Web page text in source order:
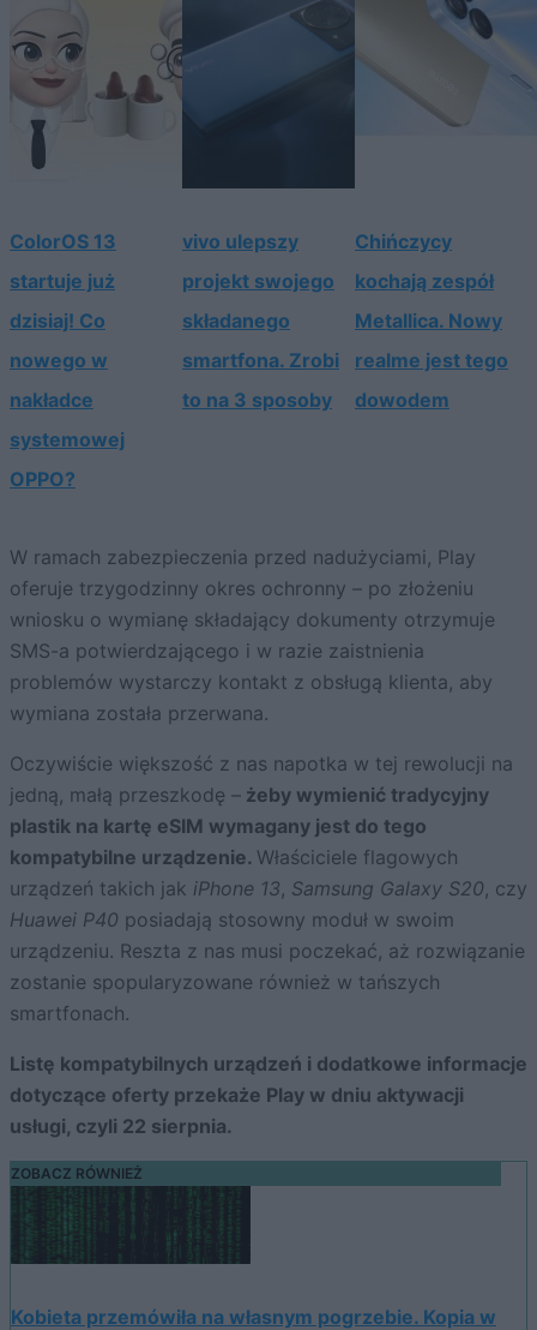
ColorOS 13
startuje już
dzisiaj! Co
nowego w
nakładce
systemowej
OPPO?
vivo ulepszy
projekt swojego
składanego
smartfona. Zrobi
to na 3 sposoby
Chińczycy
kochają zespół
Metallica. Nowy
realme jest tego
dowodem
W ramach zabezpieczenia przed nadużyciami, Play
oferuje trzygodzinny okres ochronny – po złożeniu
wniosku o wymianę składający dokumenty otrzymuje
SMS-a potwierdzającego i w razie zaistnienia
problemów wystarczy kontakt z obsługą klienta, aby
wymiana została przerwana.
Oczywiście większość z nas napotka w tej rewolucji na
jedną, małą przeszkodę – żeby wymienić tradycyjny
plastik na kartę eSIM wymagany jest do tego
kompatybilne urządzenie. Właściciele flagowych
urządzeń takich jak iPhone 13, Samsung Galaxy S20, czy
Huawei P40 posiadają stosowny moduł w swoim
urządzeniu. Reszta z nas musi poczekać, aż rozwiązanie
zostanie spopularyzowane również w tańszych
smartfonach.
Listę kompatybilnych urządzeń i dodatkowe informacje
dotyczące oferty przekaże Play w dniu aktywacji
usługi, czyli 22 sierpnia.
ZOBACZ RÓWNIEŻ
Kobieta przemówiła na własnym pogrzebie. Kopia w